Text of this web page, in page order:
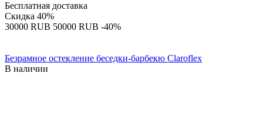
Бесплатная доставка
Скидка 40%
‍30000‍ RUB ‍50000‍ RUB -40%
Безрамное остекление беседки-барбекю Claroflex
В наличии